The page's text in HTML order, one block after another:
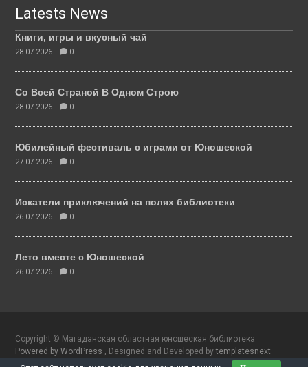
Latests News
Книги, игры и вкусный чай
28.07.2026 0.
Со Всей Страной В Одном Строю
28.07.2026 0.
Юбилейный фестиваль с играми от Юношеской
27.07.2026 0.
Искатели приключений на полях библиотеки
26.07.2026 0.
Лето вместе с Юношеской
26.07.2026 0.
Copyright © Магаданская областная юношеская библиотека
Powered by WordPress
, Designed and Developed bytemplatesnext